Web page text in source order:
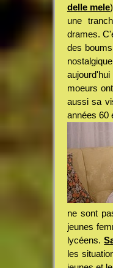
delle mele
une
drames.
des
moeurs
aussi sa
années 60
ne sont
jeunes
lycéens.
les